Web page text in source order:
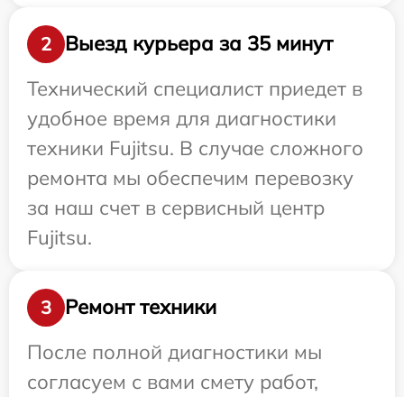
2
Выезд курьера за 35 минут
Технический специалист приедет в
удобное время для диагностики
техники Fujitsu. В случае сложного
ремонта мы обеспечим перевозку
за наш счет в сервисный центр
Fujitsu.
3
Ремонт техники
После полной диагностики мы
согласуем с вами смету работ,